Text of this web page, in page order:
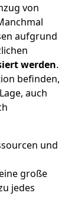
von
aufgrund
werden.
befinden,
auch
und
große
jedes